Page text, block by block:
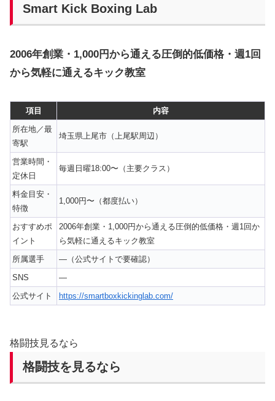
Smart Kick Boxing Lab
2006年創業・1,000円から通える圧倒的低価格・週1回
から気軽に通えるキック教室
項目
内容
所在地／最
寄駅
埼玉県上尾市（上尾駅周辺）
営業時間・
定休日
毎週日曜18:00〜（主要クラス）
料金目安・
特徴
1,000円〜（都度払い）
おすすめポ
イント
2006年創業・1,000円から通える圧倒的低価格・週1回か
ら気軽に通えるキック教室
所属選手
—（公式サイトで要確認）
SNS
—
公式サイト
https://smartboxkickinglab.com/
格闘技見るなら
格闘技を見るなら